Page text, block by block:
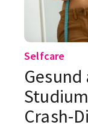
Selfcare
Crash-